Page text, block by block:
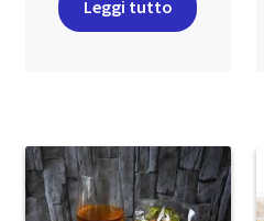
Leggi tutto